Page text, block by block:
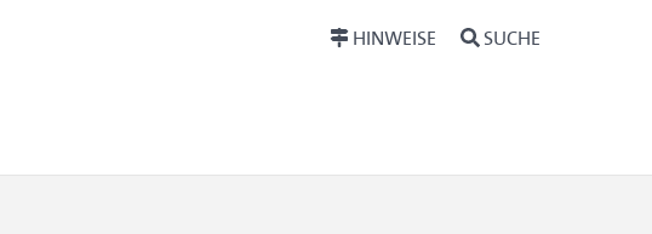
HINWEISE SUCHE